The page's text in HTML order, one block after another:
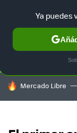
SELECCIÓN
HOY SE HABLA DE
Mercado Libre
Ya puedes